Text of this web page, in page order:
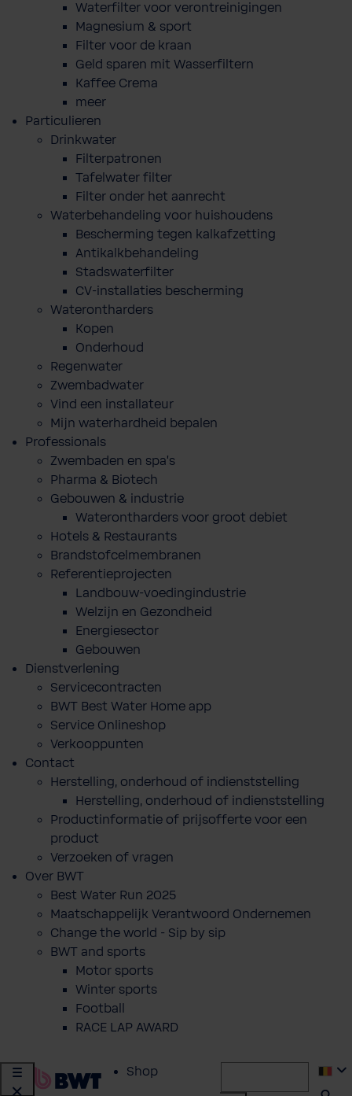
Waterfilter voor verontreinigingen
Magnesium & sport
Filter voor de kraan
Geld sparen mit Wasserfiltern
Kaffee Crema
meer
Particulieren
Drinkwater
Filterpatronen
Tafelwater filter
Filter onder het aanrecht
Waterbehandeling voor huishoudens
Bescherming tegen kalkafzetting
Antikalkbehandeling
Stadswaterfilter
CV-installaties bescherming
Waterontharders
Kopen
Onderhoud
Regenwater
Zwembadwater
Vind een installateur
Mijn waterhardheid bepalen
Professionals
Zwembaden en spa's
Pharma & Biotech
Gebouwen & industrie
Waterontharders voor groot debiet
Hotels & Restaurants
Brandstofcelmembranen
Referentieprojecten
Landbouw-voedingindustrie
Welzijn en Gezondheid
Energiesector
Gebouwen
Dienstverlening
Servicecontracten
BWT Best Water Home app
Service Onlineshop
Verkooppunten
Contact
Herstelling, onderhoud of indienststelling
Herstelling, onderhoud of indienststelling
Productinformatie of prijsofferte voor een
product
Verzoeken of vragen
Over BWT
Best Water Run 2025
Maatschappelijk Verantwoord Ondernemen
Change the world - Sip by sip
BWT and sports
Motor sports
Winter sports
Football
RACE LAP AWARD
Shop